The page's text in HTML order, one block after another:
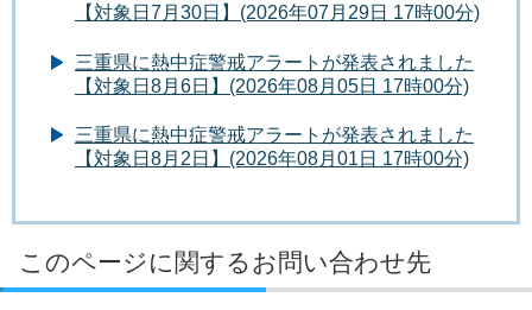
【対象日7月30日】(2026年07月29日 17時00分)
三重県に熱中症警戒アラートが発表されました
【対象日8月6日】(2026年08月05日 17時00分)
三重県に熱中症警戒アラートが発表されました
【対象日8月2日】(2026年08月01日 17時00分)
このページに関するお問い合わせ先